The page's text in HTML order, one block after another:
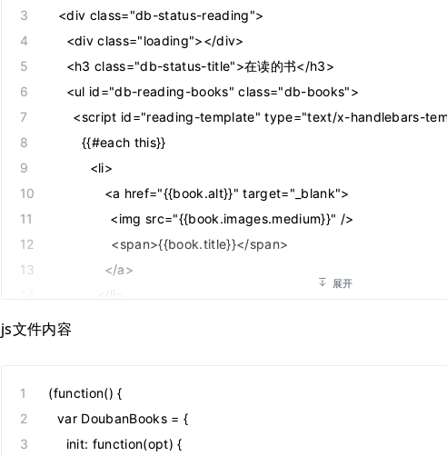
展开
  <div class="db-status-reading">
    <div class="loading"></div>
    <h3 class="db-status-title">在读的书</h3>
    <ul id="db-reading-books" class="db-books">
<script id="reading-template" type="text/x-handlebars-
        {{#each this}}
          <li>
            <a href="{{book.alt}}" target="_blank">
              <img src="{{book.images.medium}}" />
              <span>{{book.title}}</span>
            </a>
          </li>
        {{/each}}
  </div>
  <!-- 想读的 -->
js文件内容
(function() {
  var DoubanBooks = {
    init: function(opt) {